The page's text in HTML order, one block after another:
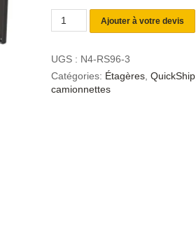
Ajouter à votre devis
UGS : N4-RS96-3
Catégories: Étagères QuickShip
camionnettes